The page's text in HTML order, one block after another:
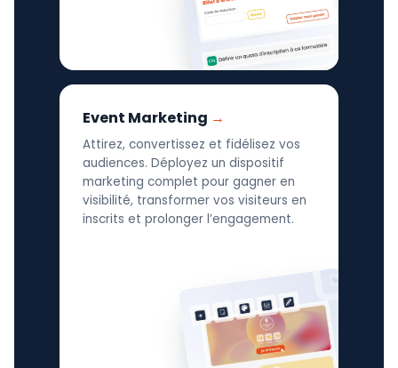
Event Marketing
Attirez, convertissez et fidélisez vos
audiences. Déployez un dispositif
marketing complet pour gagner en
visibilité, transformer vos visiteurs en
inscrits et prolonger l’engagement.